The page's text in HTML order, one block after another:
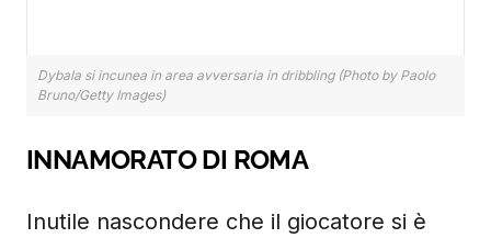
Dybala si incunea in area avversaria in dribbling (Photo by Paolo
Bruno/Getty Images)
INNAMORATO DI ROMA
Inutile nascondere che il giocatore si è